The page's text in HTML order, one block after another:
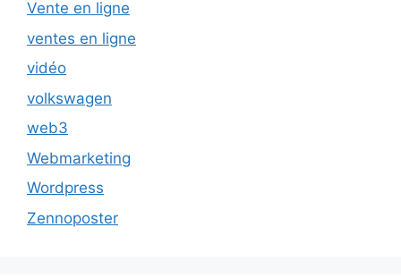
Vente en ligne
ventes en ligne
vidéo
volkswagen
web3
Webmarketing
Wordpress
Zennoposter